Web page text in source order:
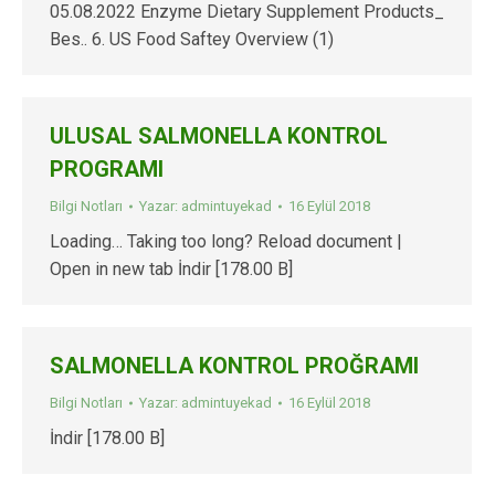
05.08.2022 Enzyme Dietary Supplement Products_
Bes.. 6. US Food Saftey Overview (1)
ULUSAL SALMONELLA KONTROL
PROGRAMI
Bilgi Notları Yazar: admintuyekad 16 Eylül 2018
Loading… Taking too long? Reload document |
Open in new tab İndir [178.00 B]
SALMONELLA KONTROL PROĞRAMI
Bilgi Notları Yazar: admintuyekad 16 Eylül 2018
İndir [178.00 B]